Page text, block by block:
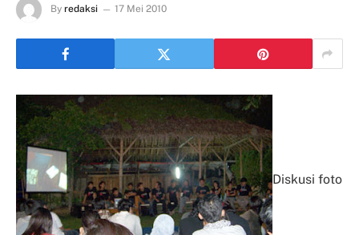
By redaksi 17 Mei 2010
Diskusi foto